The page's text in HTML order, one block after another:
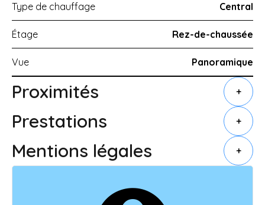
Type de chauffage Central
Étage Rez-de-chaussée
Vue Panoramique
Proximités +
Prestations +
Mentions légales +